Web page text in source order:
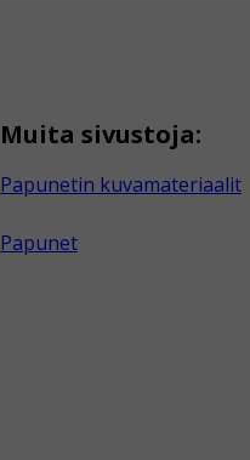
Muita sivustoja:
Papunetin kuvamateriaalit
Papunet